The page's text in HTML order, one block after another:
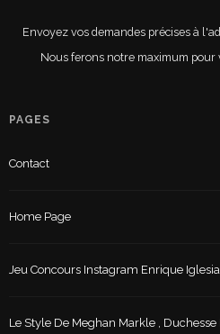
Envoyez vos demandes précises à
Nous ferons notre maximum pour
PAGES
Contact
Home Page
Jeu Concours Instagram Enrique
Le Style De Meghan Markle , Duchesse